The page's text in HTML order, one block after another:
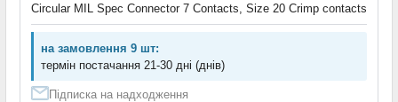
Circular MIL Spec Connector 7 Contacts, Size 20 Crimp contacts
на замовлення 9 шт:
термін постачання 21-30 дні (днів)
Підписка на надходження